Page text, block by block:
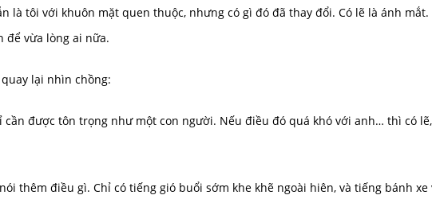
là tôi với khuôn mặt quen thuộc, nhưng có gì đó đã thay đổi. Có lẽ là ánh mắt.
để vừa lòng ai nữa.
lại nhìn chồng:
cần được tôn trọng như một con người. Nếu điều đó quá khó với anh… thì có
thêm điều gì. Chỉ có tiếng gió buổi sớm khe khẽ ngoài hiên, và tiếng bánh xe